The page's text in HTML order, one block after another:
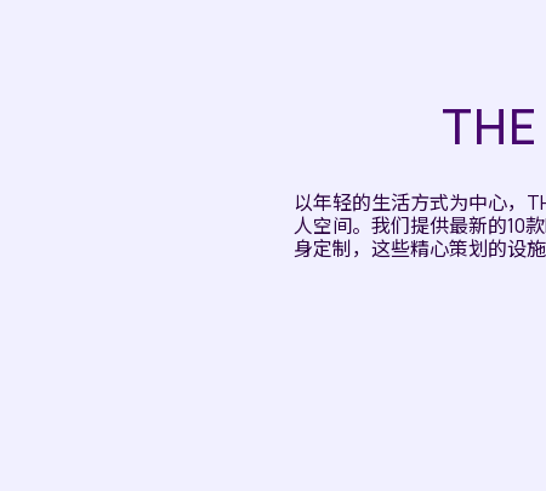
以年轻的生活方式为中心，
人空间。我们提供最新的10
身定制，这些精心策划的设